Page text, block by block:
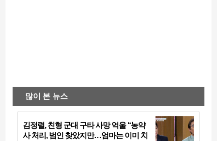
많이 본 뉴스
김정렬, 친형 군대 구타 사망 억울 “농약
사 처리, 범인 찾았지만…엄마는 이미 치